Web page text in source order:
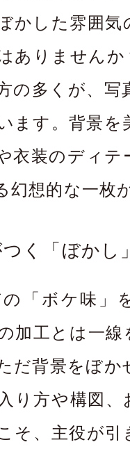
かした雰囲気
ありません
の多くが、写
ます。背景を
衣装のディ
幻想的な一枚
く「ぼかし
「ボケ味」
加工とは一線
だ背景をぼか
り方や構図、
そ、主役が引